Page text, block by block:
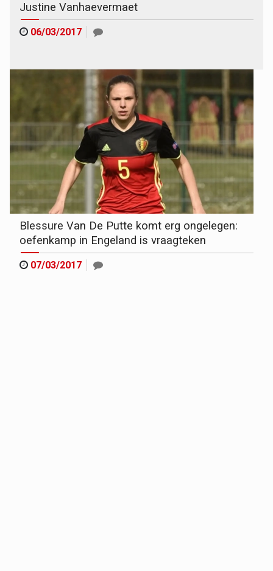
Justine Vanhaevermaet
06/03/2017
Blessure Van De Putte komt erg ongelegen:
oefenkamp in Engeland is vraagteken
07/03/2017